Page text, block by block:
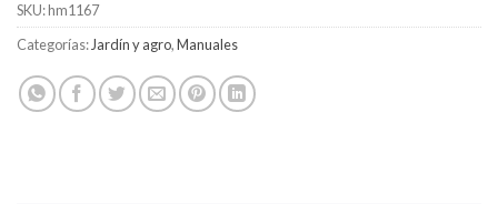
SKU:hm1167
Categorías: Jardín y agro,Manuales